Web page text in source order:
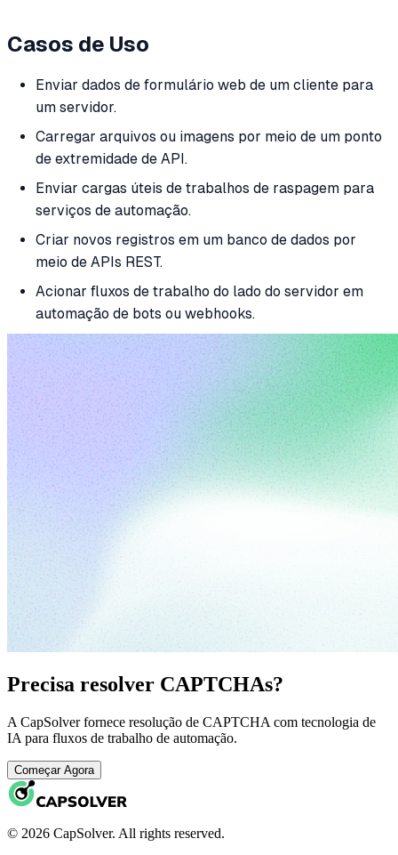
Casos de Uso
Enviar dados de formulário web de um cliente para
um servidor.
Carregar arquivos ou imagens por meio de um ponto
de extremidade de API.
Enviar cargas úteis de trabalhos de raspagem para
serviços de automação.
Criar novos registros em um banco de dados por
meio de APIs REST.
Acionar fluxos de trabalho do lado do servidor em
automação de bots ou webhooks.
Precisa resolver CAPTCHAs?
A CapSolver fornece resolução de CAPTCHA com tecnologia de
IA para fluxos de trabalho de automação.
Começar Agora
© 2026 CapSolver. All rights reserved.